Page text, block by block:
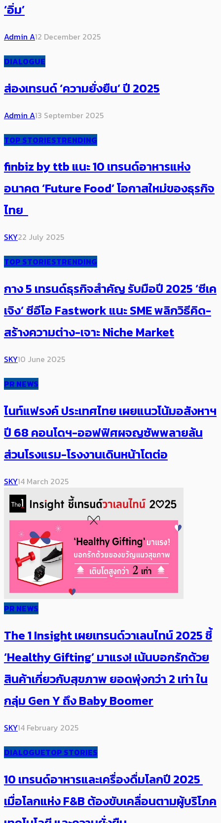
‘อิ่ม’
Admin A12 December 2025
DIALOGUE
ส่องเทรนด์ ‘ความยั่งยืน’ ปี 2025
Admin A13 September 2025
TOP STORIESTRENDING
finbiz by ttb แนะ 10 เทรนด์อาหารแห่ง
อนาคต ‘Future Food’ โอกาสใหม่ของธุรกิจ
ไทย
SKY22 July 2025
TOP STORIESTRENDING
กาง 5 เทรนด์ธุรกิจสำคัญ รับมือปี 2025 ‘ซีเค
เจิง’ ซีอีโอ Fastwork แนะ SME พลิกวิธีคิด-
สร้างความต่าง-เจาะ Niche Market
SKY10 June 2025
PR NEWS
ไนท์แฟรงค์ ประเทศไทย เผยแนวโน้มอสังหาฯ
ปี 68 คอนโดฯ-ออฟฟิศผจญซัพพลายล้น
ส่วนโรงแรม-โรงงานเดินหน้าโตต่อ
SKY14 March 2025
PR NEWS
The 1 Insight เผยเทรนด์วาเลนไทน์ 2025 ชี้
‘Healthy Gifting’ มาแรง! เน้นบอกรักด้วย
สินค้าเกี่ยวกับสุขภาพ ยอดพุ่งกว่า 2 เท่า ใน
กลุ่ม Gen Y ถึง Baby Boomer
SKY14 February 2025
DIALOGUETOP STORIES
10 เทรนด์อาหารและเครื่องดื่มโลกปี 2025 ​
เมื่อโลกแห่ง F&B ต้องขับเคลื่อนตามผู้บริโภค